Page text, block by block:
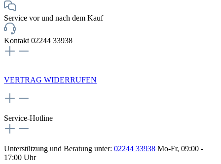
Service vor und nach dem Kauf
Kontakt 02244 33938
VERTRAG WIDERRUFEN
Service-Hotline
Unterstützung und Beratung unter: 02244 33938 Mo-Fr, 09:00 -
17:00 Uhr